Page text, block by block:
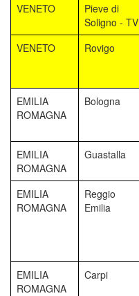
VENETO
Pieve di
Soligno - TV
VENETO
Rovigo
EMILIA
ROMAGNA
Bologna
EMILIA
ROMAGNA
Guastalla
EMILIA
ROMAGNA
Reggio
Emilia
EMILIA
ROMAGNA
Carpi